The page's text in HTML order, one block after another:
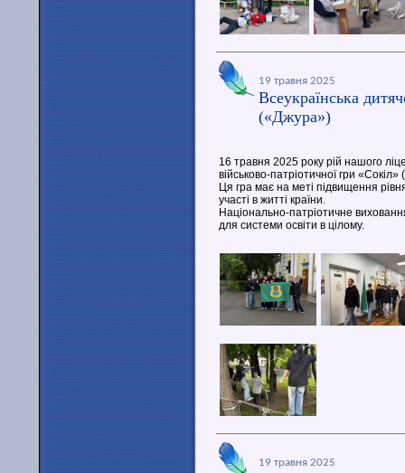
19 травня 2025
Всеукраїнська
(«Джура»)
16 травня 2025 року рій нашого
військово-патріотичної гри
Ця гра має на меті підвищення
участі в житті країни.
Національно-патріотичне
для системи освіти в цілому.
19 травня 2025